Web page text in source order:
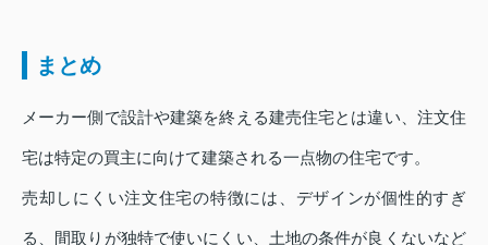
まとめ
メーカー側で設計や建築を終える建売住宅とは違い、注文住
宅は特定の買主に向けて建築される一点物の住宅です。
売却しにくい注文住宅の特徴には、デザインが個性的すぎ
る、間取りが独特で使いにくい、土地の条件が良くないなど